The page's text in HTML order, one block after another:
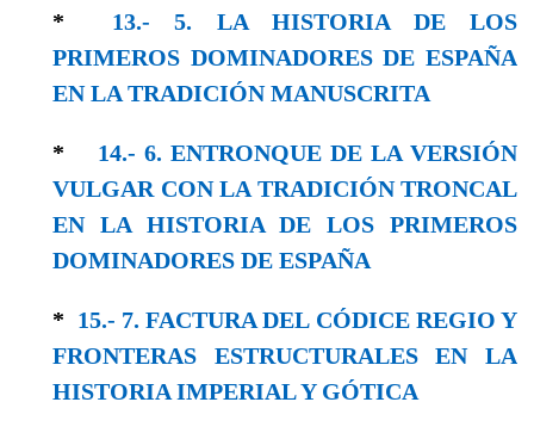
* 13.- 5. LA HISTORIA DE LOS
PRIMEROS DOMINADORES DE ESPAÑA
EN LA TRADICIÓN MANUSCRITA
* 14.- 6. ENTRONQUE DE LA VERSIÓN
VULGAR CON LA TRADICIÓN TRONCAL
EN LA HISTORIA DE LOS PRIMEROS
DOMINADORES DE ESPAÑA
* 15.- 7. FACTURA DEL CÓDICE REGIO Y
FRONTERAS ESTRUCTURALES EN LA
HISTORIA IMPERIAL Y GÓTICA